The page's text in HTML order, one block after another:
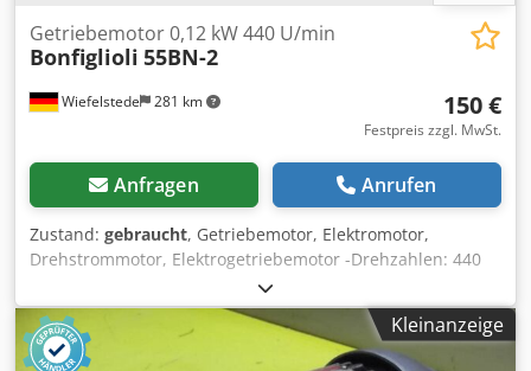
Wiefelstede 281 km
Getriebemotor 0,12 kW 440 U/min
Bonfiglioli 55BN-2
150 €
Festpreis zzgl. MwSt.
Anfragen Anrufen
Zustand: gebraucht, Getriebemotor, Elektromotor,
Drehstrommotor, Elektrogetriebemotor -Drehzahlen: 440
U/min Chodpfx Aeb R Df Ielcea -Leistung: 0,12 kW -
Bauform: B5 Winkel -Durchmesser Welle: Ø 9 mm -
Schutzart: IP 54 -Gewicht: 3,3 kg
Kleinanzeige